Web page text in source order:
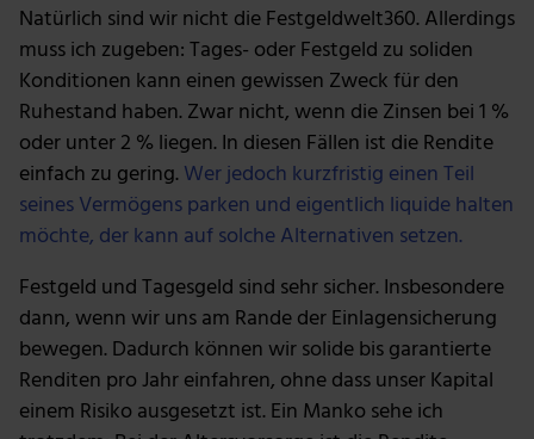
Natürlich sind wir nicht die Festgeldwelt360. Allerdings
muss ich zugeben: Tages- oder Festgeld zu soliden
Konditionen kann einen gewissen Zweck für den
Ruhestand haben. Zwar nicht, wenn die Zinsen bei 1 %
oder unter 2 % liegen. In diesen Fällen ist die Rendite
einfach zu gering.Wer jedoch kurzfristig einen Teil
seines Vermögens parken und eigentlich liquide halten
möchte, der kann auf solche Alternativen setzen.
Festgeld und Tagesgeld sind sehr sicher. Insbesondere
dann, wenn wir uns am Rande der Einlagensicherung
bewegen. Dadurch können wir solide bis garantierte
Renditen pro Jahr einfahren, ohne dass unser Kapital
einem Risiko ausgesetzt ist. Ein Manko sehe ich